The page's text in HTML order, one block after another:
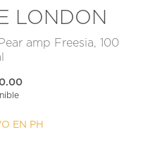
LONDON
amp Freesia, 100
EN PH